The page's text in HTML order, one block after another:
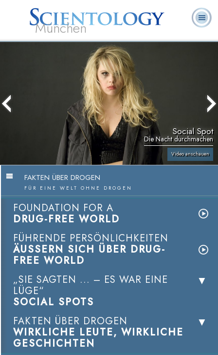
München
Ehrenamtliche
Geistliche
Social Spot
Die Nacht durchmachen
Video anschauen
FAKTEN ÜBER DROGEN
FÜR EINE WELT OHNE DROGEN
FOUNDATION FOR A
DRUG-FREE WORLD
FÜHRENDE PERSÖNLICHKEITEN
ÄUSSERN SICH ÜBER DRUG-
FREE WORLD
„SIE SAGTEN ... – ES WAR EINE
LÜGE“
SOCIAL SPOTS
FAKTEN ÜBER DROGEN
WIRKLICHE LEUTE, WIRKLICHE
GESCHICHTEN